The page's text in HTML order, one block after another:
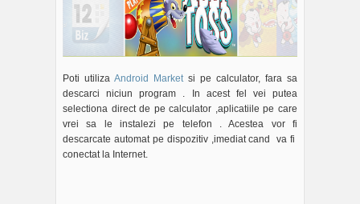
Poti utiliza Android Market si pe calculator, fara sa
descarci niciun program . In acest fel vei putea
selectiona direct de pe calculator ,aplicatiile pe care
vrei sa le instalezi pe telefon . Acestea vor fi
descarcate automat pe dispozitiv ,imediat cand va fi
conectat la Internet.